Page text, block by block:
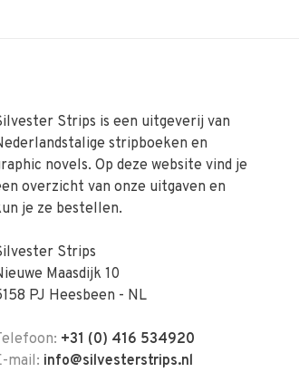
Strips is een uitgeverij van
stripboeken en
novels. Op deze website vind je
overzicht van onze uitgaven en
je ze bestellen.
Strips
Maasdijk 10
PJ Heesbeen - NL
+31 (0) 416 534920
mail: info@silvesterstrips.nl